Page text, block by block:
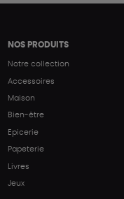
NOS PRODUITS
Notre collection
Accessoires
Maison
Bien-être
Epicerie
Papeterie
Livres
Jeux